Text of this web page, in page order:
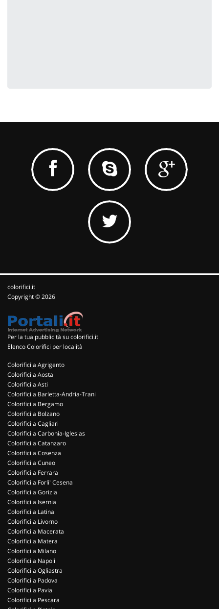
colorifici.it
Copyright © 2026
Per la tua pubblicità su colorifici.it
Elenco Colorifici per località
Colorifici a Agrigento
Colorifici a Aosta
Colorifici a Asti
Colorifici a Barletta-Andria-Trani
Colorifici a Bergamo
Colorifici a Bolzano
Colorifici a Cagliari
Colorifici a Carbonia-Iglesias
Colorifici a Catanzaro
Colorifici a Cosenza
Colorifici a Cuneo
Colorifici a Ferrara
Colorifici a Forli' Cesena
Colorifici a Gorizia
Colorifici a Isernia
Colorifici a Latina
Colorifici a Livorno
Colorifici a Macerata
Colorifici a Matera
Colorifici a Milano
Colorifici a Napoli
Colorifici a Ogliastra
Colorifici a Padova
Colorifici a Pavia
Colorifici a Pescara